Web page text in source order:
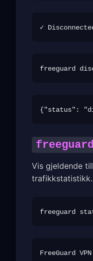
Vis gjeldende
trafikkstatistikk.
FreeGuard